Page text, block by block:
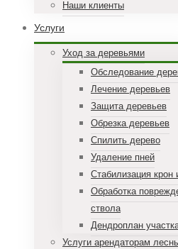
Наши клиенты
Услуги
Уход за деревьями
Обследование
Лечение деревьев
Защита деревьев
Обрезка деревьев
Спилить дерево
Удаление пней
Стабилизация крон
Обработка
ствола
Дендроплан
Услуги арендаторам